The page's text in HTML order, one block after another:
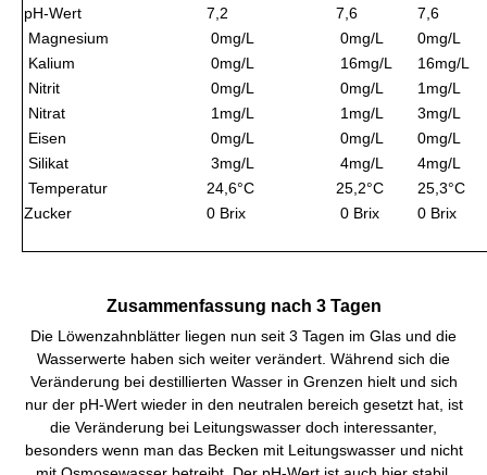
pH-Wert
7,2 7,6
7,6
Magnesium
0mg/L 0mg/L
0mg/L
Kalium
0mg/L 16mg/L
16mg/L
Nitrit
0mg/L 0mg/L
1mg/L
Nitrat
1mg/L 1mg/L
3mg/L
Eisen
0mg/L 0mg/L
0mg/L
Silikat
3mg/L 4mg/L
4mg/L
Temperatur
24,6°C 25,2°C
25,3°C
Zucker
0 Brix 0 Brix 0 Brix
Zusammenfassung nach 3 Tagen
Die Löwenzahnblätter liegen nun seit 3 Tagen im Glas und die
Wasserwerte haben sich weiter verändert. Während sich die
Veränderung bei destillierten Wasser in Grenzen hielt und sich
nur der pH-Wert wieder in den neutralen bereich gesetzt hat, ist
die Veränderung bei Leitungswasser doch interessanter,
besonders wenn man das Becken mit Leitungswasser und nicht